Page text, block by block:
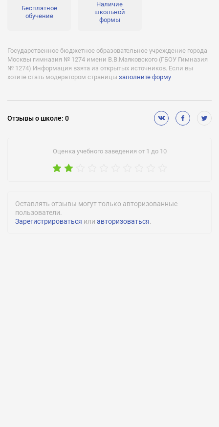
Бесплатное
обучение
Наличие
школьной
формы
Государственное бюджетное образовательное учреждение города
Москвы гимназия № 1274 имени В.В.Маяковского (ГБОУ Гимназия
№ 1274) Информация взята из открытых источников. Если вы
хотите стать модератором страницы заполните форму
Отзывыо школе: 0
Оценка учебного заведения от 1 до 10
Оставлять отзывы могут только авторизованные
пользователи.
Зарегистрироваться или авторизоваться.